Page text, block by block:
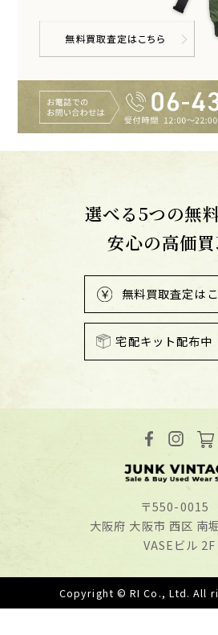
選べる5つの無料
安心の高価買
無料買取査定は
宅配キット配布中
〒550-0015
⼤阪府 ⼤阪市 ⻄区 南
VASEビル 2F
Copyright © RI Co., Ltd. All